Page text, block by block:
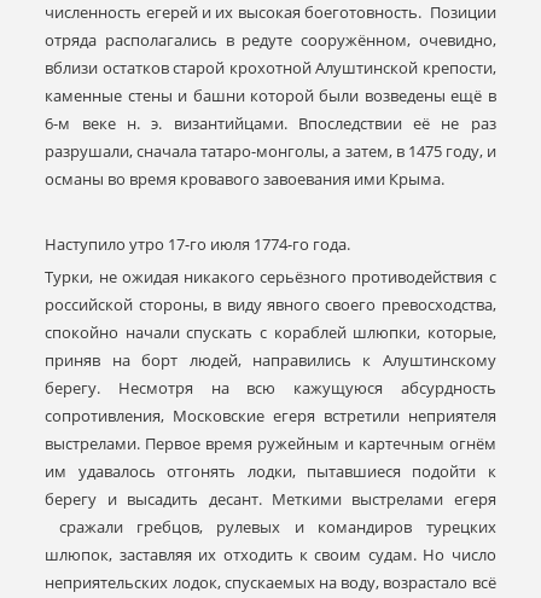
численность егерей и их высокая боеготовность. Позиции
отряда располагались в редуте сооружённом, очевидно,
вблизи остатков старой крохотной Алуштинской крепости,
каменные стены и башни которой были возведены ещё в
6-м веке н. э. византийцами. Впоследствии её не раз
разрушали, сначала татаро-монголы, а затем, в 1475 году, и
османы во время кровавого завоевания ими Крыма.
Наступило утро 17-го июля 1774-го года.
Турки, не ожидая никакого серьёзного противодействия с
российской стороны, в виду явного своего превосходства,
спокойно начали спускать с кораблей шлюпки, которые,
приняв на борт людей, направились к Алуштинскому
берегу. Несмотря на всю кажущуюся абсурдность
сопротивления, Московские егеря встретили неприятеля
выстрелами. Первое время ружейным и картечным огнём
им удавалось отгонять лодки, пытавшиеся подойти к
берегу и высадить десант. Меткими выстрелами егеря
сражали гребцов, рулевых и командиров турецких
шлюпок, заставляя их отходить к своим судам. Но число
неприятельских лодок, спускаемых на воду, возрастало всё